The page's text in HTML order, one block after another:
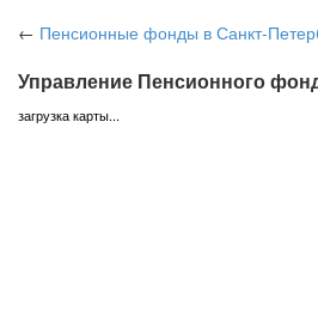
← Пенсионные фонды в Санкт-
Управление Пенсионного
загрузка карты...